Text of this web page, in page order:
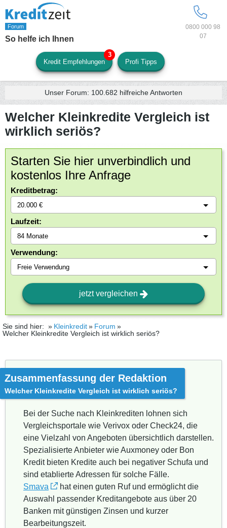
0800 000 98
07
So helfe ich Ihnen
Kredit Empfehlungen Profi Tipps
Unser Forum: 100.682 hilfreiche Antworten
Welcher Kleinkredite Vergleich ist
wirklich seriös?
Starten Sie hier unverbindlich und
kostenlos Ihre Anfrage
Kreditbetrag:
Laufzeit:
Verwendung:
jetzt vergleichen
Sie sind hier: Kleinkredit
Forum
Welcher Kleinkredite Vergleich ist wirklich seriös?
Zusammenfassung der Redaktion
Welcher Kleinkredite Vergleich ist wirklich seriös?
Bei der Suche nach Kleinkrediten lohnen sich
Vergleichsportale wie Verivox oder Check24, die
eine Vielzahl von Angeboten übersichtlich darstellen.
Spezialisierte Anbieter wie Auxmoney oder Bon
Kredit bieten Kredite auch bei negativer Schufa und
sind etablierte Adressen für solche Fälle.
Smava
hat einen guten Ruf und ermöglicht die
Auswahl passender Kreditangebote aus über 20
Banken mit günstigen Zinsen und kurzer
Bearbeitungszeit.